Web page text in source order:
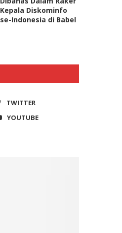
Demokrat: Agar
Kepala Diskominfo
se-Indonesia di Babel
TWITTER
YOUTUBE